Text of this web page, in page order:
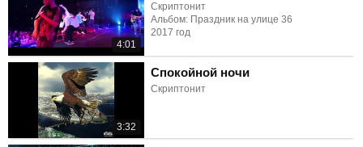
4:01
Скриптонит
Альбом: Праздник на улице 36
2017 год
3:32
Спокойной ночи
Скриптонит